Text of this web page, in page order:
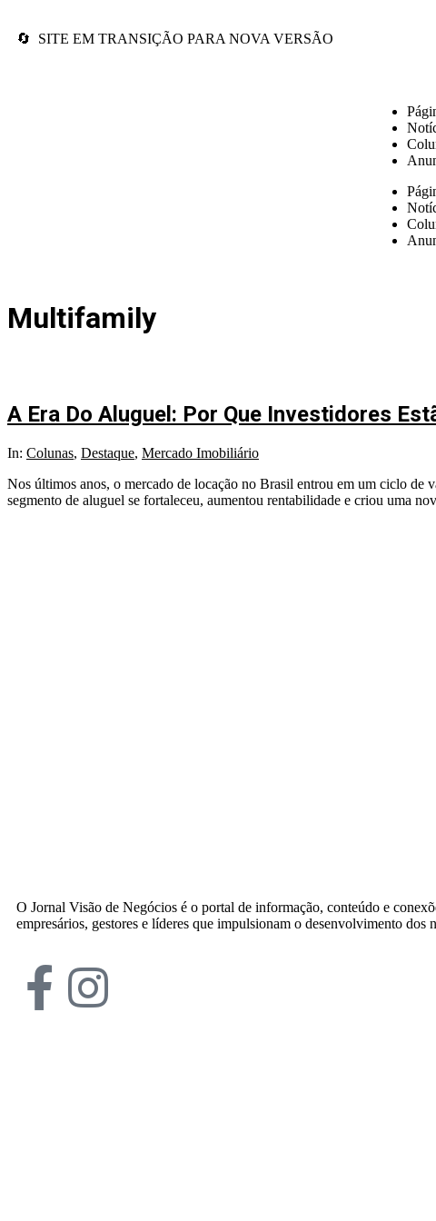
🔄 SITE EM TRANSIÇÃO PARA NOVA VERSÃO
Multifamily
A Era Do Aluguel: Por Que Investidores
In: Colunas, Destaque, Mercado Imobiliário
Nos últimos anos, o mercado de locação no Brasil entrou em um ciclo de
segmento de aluguel se fortaleceu, aumentou rentabilidade e criou uma
O Jornal Visão de Negócios é o portal de informação, conteúdo e
empresários, gestores e líderes que impulsionam o desenvolvimento dos